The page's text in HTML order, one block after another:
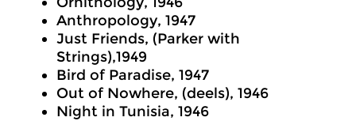
Anthropology, 1947
Just Friends, (Parker with
Strings),1949
Bird of Paradise, 1947
Out of Nowhere, (deels), 1946
Night in Tunisia, 1946